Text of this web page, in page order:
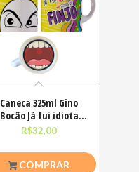
Caneca 325ml Gino
Bocão Já fui idiota
agora só finjo Meme
R$32,00
COMPRAR